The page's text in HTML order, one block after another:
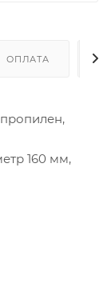
ОПЛАТА
160 мм,